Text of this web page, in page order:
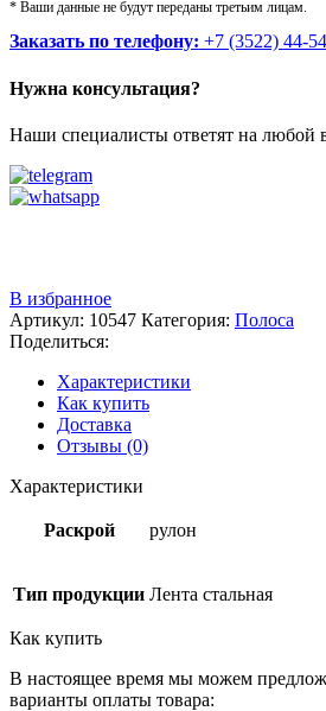
* Ваши данные не будут переданы третьим лицам.
Заказать по телефону: +7 (3522) 44-
Нужна консультация?
Наши специалисты ответят на любой
В избранное
Артикул: 10547 Категория: Полоса
Поделиться:
Характеристики
Как купить
Доставка
Отзывы (0)
Характеристики
Раскрой рулон
Тип продукции Лента стальная
Как купить
В настоящее время мы можем
варианты оплаты товара: